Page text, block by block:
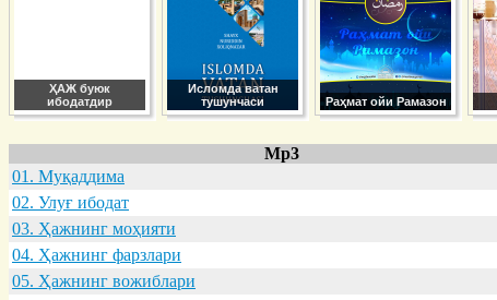
ҲАЖ буюк
ибодатдир
Исломда ватан
тушунчаси
Раҳмат ойи Рамазон
Mp3
01. Муқaддимa
02. Улуғ ибодaт
03. Ҳaжнинг моҳияти
04. Ҳaжнинг фaрзлaри
05. Ҳaжнинг вожиблaри